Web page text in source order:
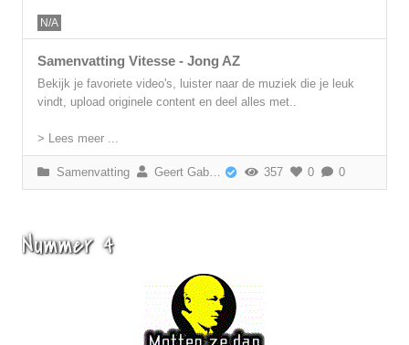
N/A
Samenvatting Vitesse - Jong AZ
Bekijk je favoriete video's, luister naar de muziek die je leuk
vindt, upload originele content en deel alles met..
> Lees meer ...
Samenvatting Geert Gabriëls 357 0 0
Nummer 4